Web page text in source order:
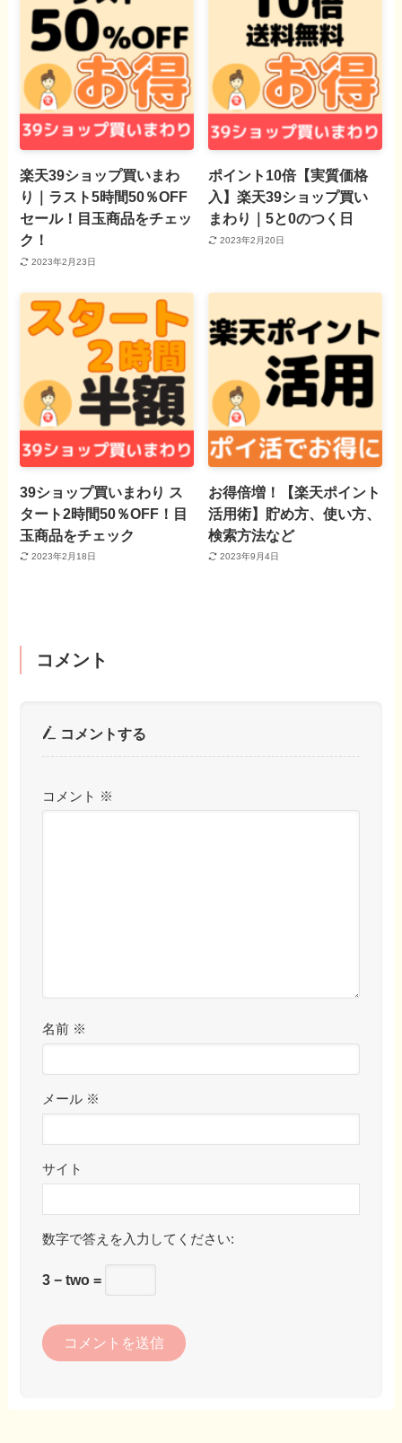
楽天39ショップ買いまわ
り｜ラスト5時間50％OFF
セール！目玉商品をチェッ
ク！
2023年2月23日
ポイント10倍【実質価格
入】楽天39ショップ買い
まわり｜5と0のつく日
2023年2月20日
39ショップ買いまわり ス
タート2時間50％OFF！目
玉商品をチェック
2023年2月18日
お得倍増！【楽天ポイント
活用術】貯め方、使い方、
検索方法など
2023年9月4日
コメント
コメントする
コメント ※
名前 ※
メール ※
サイト
数字で答えを入力してください:
3 − two =